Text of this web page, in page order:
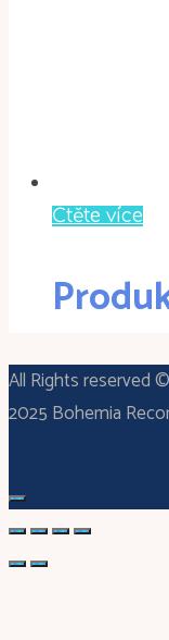
Čtěte více
All Rights reserved ©
2025 Bohemia